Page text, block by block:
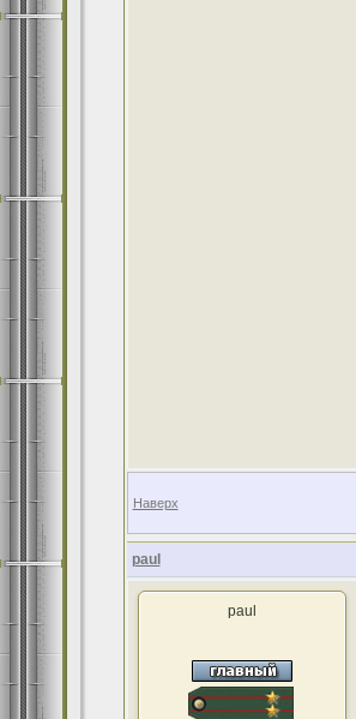
Наверх
paul
paul